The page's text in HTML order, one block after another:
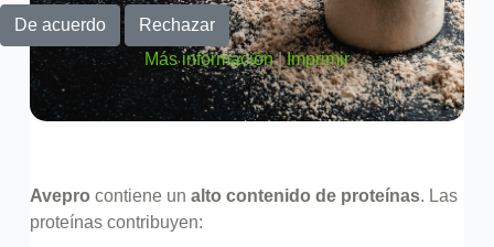
Avepro contiene un alto contenido de proteínas. Las
proteínas contribuyen:
De acuerdo
Rechazar
Más información|Imprimir